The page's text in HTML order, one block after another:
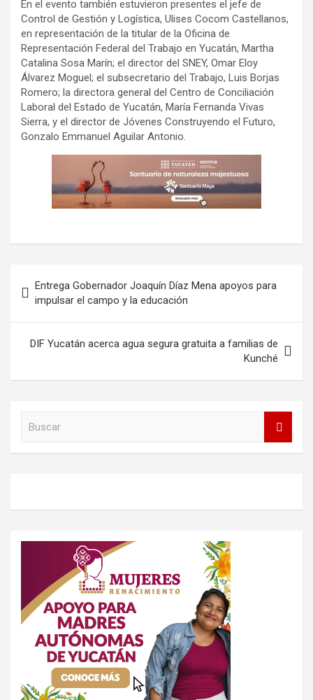
En el evento también estuvieron presentes el jefe de
Control de Gestión y Logística, Ulises Cocom Castellanos,
en representación de la titular de la Oficina de
Representación Federal del Trabajo en Yucatán, Martha
Catalina Sosa Marín; el director del SNEY, Omar Eloy
Álvarez Moguel; el subsecretario del Trabajo, Luis Borjas
Romero; la directora general del Centro de Conciliación
Laboral del Estado de Yucatán, María Fernanda Vivas
Sierra, y el director de Jóvenes Construyendo el Futuro,
Gonzalo Emmanuel Aguilar Antonio.
de
entradas
Entrega Gobernador Joaquín Díaz Mena apoyos para
impulsar el campo y la educación
DIF Yucatán acerca agua segura gratuita a familias de
Kunché